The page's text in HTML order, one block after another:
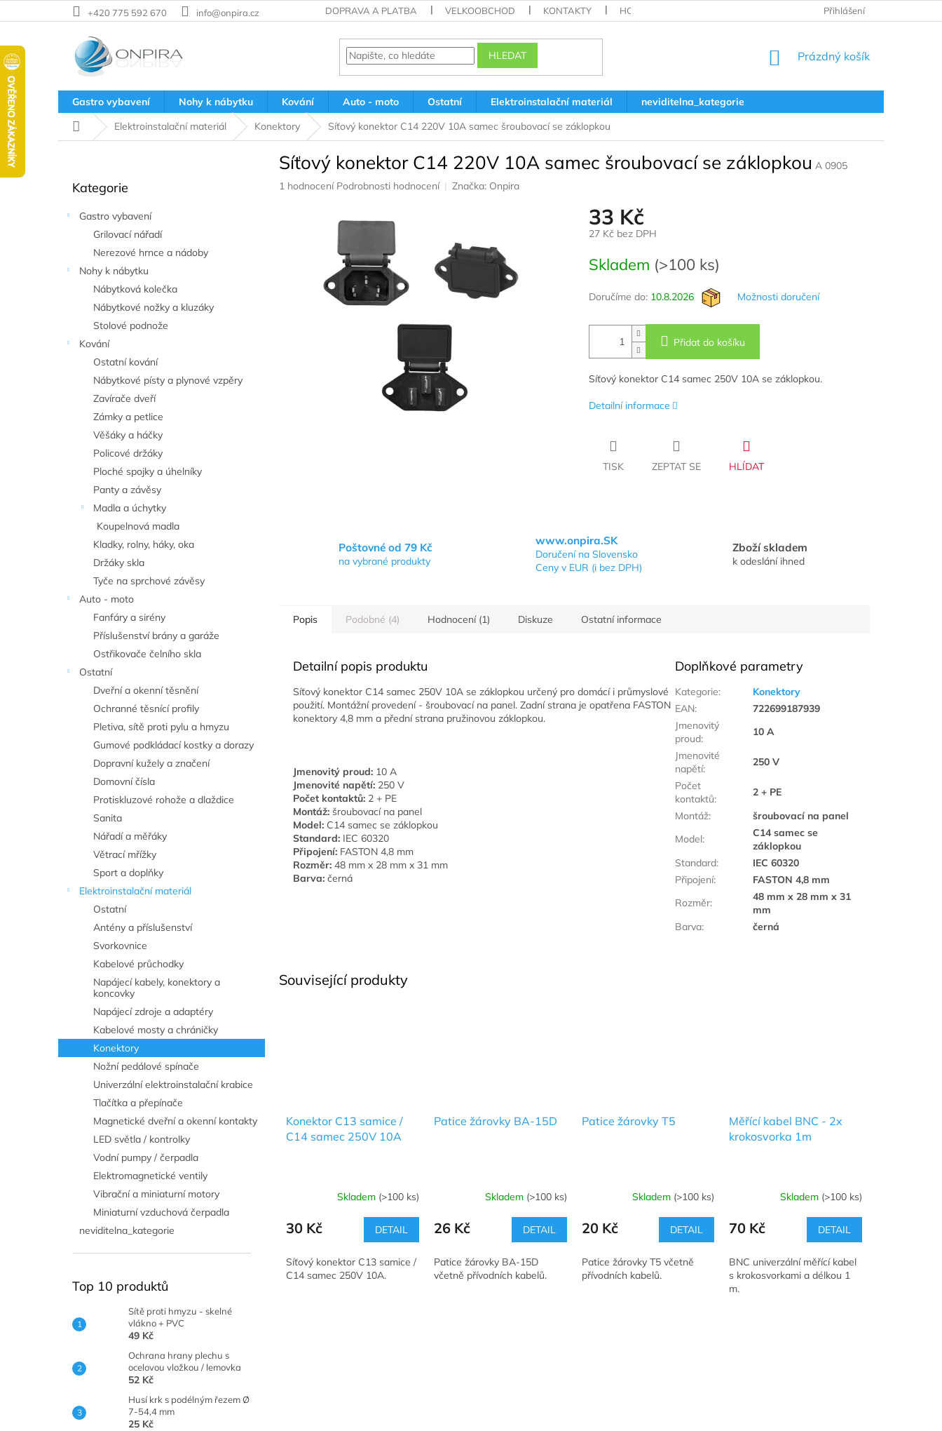
na
+420 775 592 670 info@onpira.cz DOPRAVA A PLATBA VELKOOBCHOD KONTAKTY HODNOCENÍ OBCHODU VRÁCENÍ A REKLAMACE
Přihlášení
HLEDAT
NÁKUPNÍ
Prázdný košík
Gastro vybavení Nohy k nábytku Kování Auto - moto Ostatní Elektroinstalační materiál
neviditelna_kategorie
Domů
Elektroinstalační materiál Konektory Síťový konektor C14 220V 10A samec šroubovací se záklopkou
kategorie
Kategorie
Gastro vybavení
Grilovací nářadí
Nerezové hrnce a nádoby
Nohy k nábytku
Nábytková kolečka
Nábytkové nožky a kluzáky
Stolové podnože
Kování
Ostatní kování
Nábytkové písty a plynové vzpěry
Zavírače dveří
Zámky a petlice
Věšáky a háčky
Policové držáky
Ploché spojky a úhelníky
Panty a závěsy
Madla a úchytky
Koupelnová madla
Kladky, rolny, háky, oka
Držáky skla
Tyče na sprchové závěsy
Auto - moto
Fanfáry a sirény
Příslušenství brány a garáže
Ostřikovače čelního skla
Ostatní
Dveřní a okenní těsnění
Ochranné těsnící profily
Pletiva, sítě proti pylu a hmyzu
Gumové podkládací kostky a dorazy
Dopravní kužely a značení
Domovní čísla
Protiskluzové rohože a dlaždice
Sanita
Nářadí a měřáky
Větrací mřížky
Sport a doplňky
Elektroinstalační materiál
Ostatní
Antény a příslušenství
Svorkovnice
Kabelové průchodky
Napájecí kabely, konektory a
koncovky
Napájecí zdroje a adaptéry
Kabelové mosty a chráničky
Konektory
Nožní pedálové spínače
Univerzální elektroinstalační krabice
Tlačítka a přepínače
Magnetické dveřní a okenní kontakty
LED světla / kontrolky
Vodní pumpy / čerpadla
Elektromagnetické ventily
Vibrační a miniaturní motory
Miniaturní vzduchová čerpadla
neviditelna_kategorie
Top 10 produktů
Sítě proti hmyzu - skelné
vlákno + PVC
49 Kč
Ochrana hrany plechu s
ocelovou vložkou / lemovka
52 Kč
Husí krk s podélným řezem Ø
7-54,4 mm
25 Kč
Síťový konektor C14 220V 10A samec šroubovací se záklopkou A 0905
Průměrné
1 hodnocení Podrobnosti hodnocení Značka: Onpira
33 Kč
27 Kč bez DPH
cena:
Skladem (>100 ks)
Doručíme do: 10.8.2026 Možnosti doručení
Přidat do košíku
Síťový konektor C14 samec 250V 10A se záklopkou.
Detailní informace
TISK ZEPTAT SE HLÍDAT
Poštovné od 79 Kč
na vybrané produkty
www.onpira.SK
Doručení na Slovensko
Ceny v EUR (i bez DPH)
Zboží skladem
k odeslání ihned
Související produkty
Konektor C13 samice /
C14 samec 250V 10A
Skladem (>100 ks)
30 Kč DETAIL
Síťový konektor C13 samice /
C14 samec 250V 10A.
Patice žárovky BA-15D
Skladem (>100 ks)
26 Kč DETAIL
Patice žárovky BA-15D
včetně přívodních kabelů.
Patice žárovky T5
Skladem (>100 ks)
20 Kč DETAIL
Patice žárovky T5 včetně
přívodních kabelů.
Měřící kabel BNC - 2x
krokosvorka 1m
Skladem (>100 ks)
70 Kč DETAIL
BNC univerzální měřící kabel
s krokosvorkami a délkou 1
m.
Popis Podobné (4) Hodnocení (1) Diskuze Ostatní informace
Detailní popis produktu
Síťový konektor C14 samec 250V 10A se záklopkou určený pro domácí i průmyslové
použití. Montážní provedení - šroubovací na panel. Zadní strana je opatřena FASTON
konektory 4,8 mm a přední strana pružinovou záklopkou.
Jmenovitý proud: 10 A
Jmenovité napětí: 250 V
Počet kontaktů: 2 + PE
Montáž: šroubovací na panel
Model: C14 samec se záklopkou
Standard: IEC 60320
Připojení: FASTON 4,8 mm
Rozměr: 48 mm x 28 mm x 31 mm
Barva: černá
Doplňkové parametry
Kategorie:
Konektory
EAN:
722699187939
Jmenovitý
proud:
10 A
Jmenovité
napětí:
250 V
Počet
kontaktů:
2 + PE
Montáž:
šroubovací na panel
Model:
C14 samec se
záklopkou
Standard:
IEC 60320
Připojení:
FASTON 4,8 mm
Rozměr:
48 mm x 28 mm x 31
mm
Barva: černá